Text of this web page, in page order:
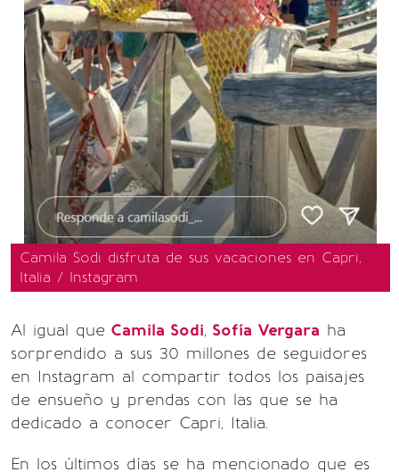
Camila Sodi disfruta de sus vacaciones en Capri,
Italia / Instagram
Al igual que Camila Sodi, Sofía Vergara ha
sorprendido a sus 30 millones de seguidores
en Instagram al compartir todos los paisajes
de ensueño y prendas con las que se ha
dedicado a conocer Capri, Italia.
En los últimos días se ha mencionado que es